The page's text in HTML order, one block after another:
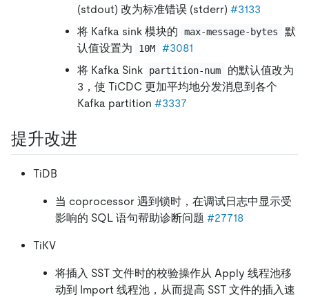
(stdout) 改为标准错误 (stderr) #3133
将 Kafka sink 模块的
max-message-bytes
默
认值设置为
10M
#3081
将 Kafka Sink
partition-num
的默认值改为
3，使 TiCDC 更加平均地分发消息到各个
Kafka partition #3337
提升改进
TiDB
当 coprocessor 遇到锁时，在调试日志中显示受
影响的 SQL 语句帮助诊断问题 #27718
TiKV
将插入 SST 文件时的校验操作从 Apply 线程池移
动到 Import 线程池，从而提高 SST 文件的插入速